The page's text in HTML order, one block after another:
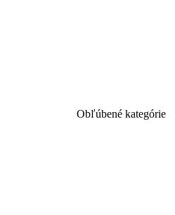
Obľúbené kategórie